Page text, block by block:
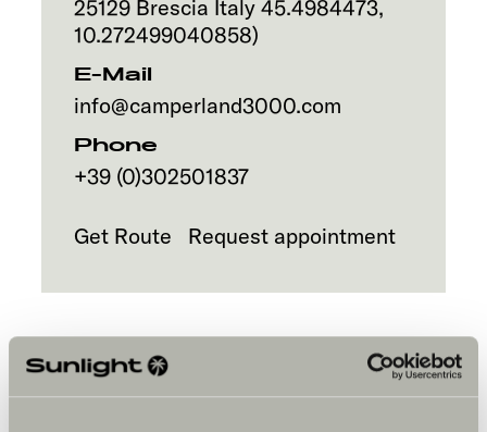
25129 Brescia Italy 45.4984473,
10.272499040858)
E-Mail
info@camperland3000.com
Phone
+39 (0)302501837
Get Route Request appointment